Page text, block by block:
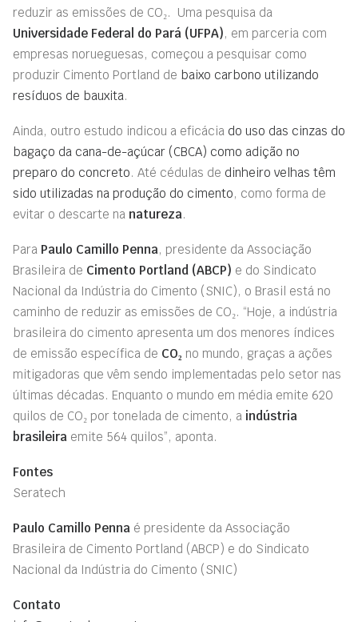
reduzir as emissões de CO₂. Uma pesquisa da
Universidade Federal do Pará (UFPA), em parceria com
empresas norueguesas, começou a pesquisar como
produzir Cimento Portland de baixo carbono utilizando
resíduos de bauxita.
Ainda, outro estudo indicou a eficácia do uso das cinzas do
bagaço da cana-de-açúcar (CBCA) como adição no
preparo do concreto. Até cédulas de dinheiro velhas têm
sido utilizadas na produção do cimento, como forma de
evitar o descarte na natureza.
Para Paulo Camillo Penna, presidente da Associação
Brasileira de Cimento Portland (ABCP) e do Sindicato
Nacional da Indústria do Cimento (SNIC), o Brasil está no
caminho de reduzir as emissões de CO₂. “Hoje, a indústria
brasileira do cimento apresenta um dos menores índices
de emissão específica de CO₂ no mundo, graças a ações
mitigadoras que vêm sendo implementadas pelo setor nas
últimas décadas. Enquanto o mundo em média emite 620
quilos de CO₂ por tonelada de cimento, a indústria
brasileira emite 564 quilos”, aponta.
Fontes
Seratech
Paulo Camillo Penna é presidente da Associação
Brasileira de Cimento Portland (ABCP) e do Sindicato
Nacional da Indústria do Cimento (SNIC)
Contato